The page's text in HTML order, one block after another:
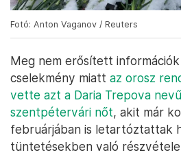
Fotó: Anton Vaganov / Reuters
Meg nem erősített
cselekmény miatt az orosz
vette azt a Daria Trepova
szentpétervári nőt, akit már
februárjában is letartóztattak
tüntetésekben való